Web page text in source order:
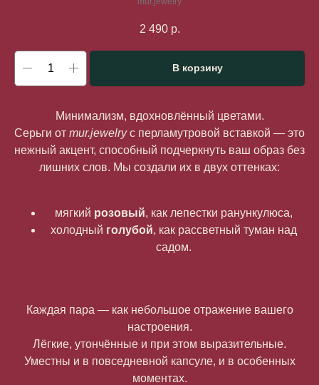
2 490 р.
В корзину
Минимализм, вдохновлённый цветами.
Серьги от mur.jewelryс перламутровой вставкой — это
нежный акцент, способный подчеркнуть ваш образ без
лишних слов. Мы создали их в двух оттенках:
мягкий розовый, как лепестки ранункулюса,
холодный голубой, как рассветный туман над
садом.
Каждая пара — как небольшое отражение вашего
настроения.
Лёгкие, утончённые и при этом выразительные.
Уместны и в повседневной капсуле, и в особенных
моментах.